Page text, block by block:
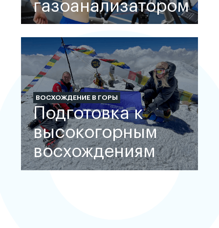
газоанализатором
ВОСХОЖДЕНИЕ В ГОРЫ
Подготовка к
высокогорным
восхождениям